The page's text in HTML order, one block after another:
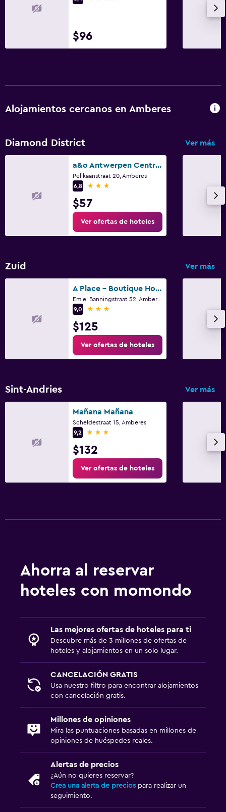
$96
Alojamientos cercanos en Amberes
Diamond District Ver más
a&o Antwerpen Centraal
Pelikaanstraat 20, Amberes
6,8
3 estrellas
$57
Ver ofertas de hoteles
Zuid Ver más
A Place - Boutique Hotel Emile
Emiel Banningstraat 52, Amberes
9,0
3 estrellas
$125
Ver ofertas de hoteles
Sint-Andries Ver más
Mañana Mañana
Scheldestraat 15, Amberes
9,2
3 estrellas
$132
Ver ofertas de hoteles
Ahorra al reservar
hoteles con momondo
Las mejores ofertas de hoteles para ti
Descubre más de 3 millones de ofertas de
hoteles y alojamientos en un solo lugar.
CANCELACIÓN GRATIS
Usa nuestro filtro para encontrar alojamientos
con cancelación gratis.
Millones de opiniones
Mira las puntuaciones basadas en millones de
opiniones de huéspedes reales.
Alertas de precios
¿Aún no quieres reservar?
Crea una alerta de precios para realizar un
seguimiento.